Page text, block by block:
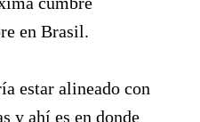
en Brasil.
estar alineado con
y ahí es en donde